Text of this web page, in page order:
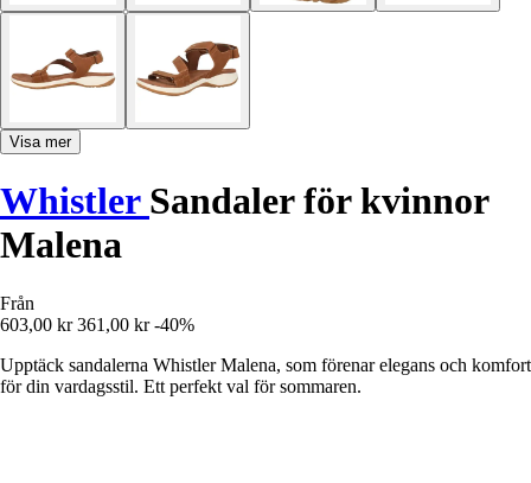
Visa mer
Whistler Sandaler för kvinnor
Malena
Från
603,00 kr 361,00 kr -40%
Upptäck sandalerna Whistler Malena, som förenar elegans och komfort
för din vardagsstil. Ett perfekt val för sommaren.